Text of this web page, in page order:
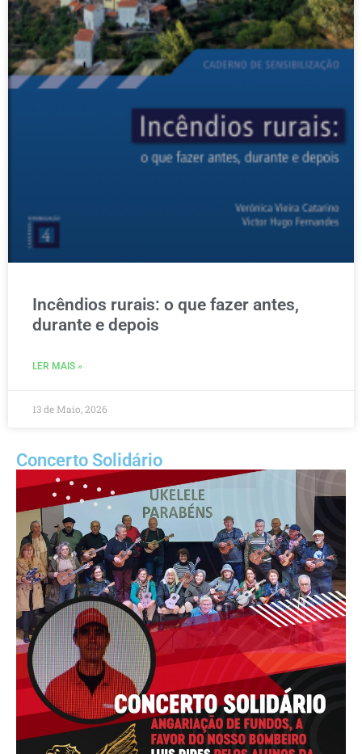
Incêndios rurais: o que fazer antes,
durante e depois
LER MAIS »
13 de Maio, 2026
Concerto Solidário